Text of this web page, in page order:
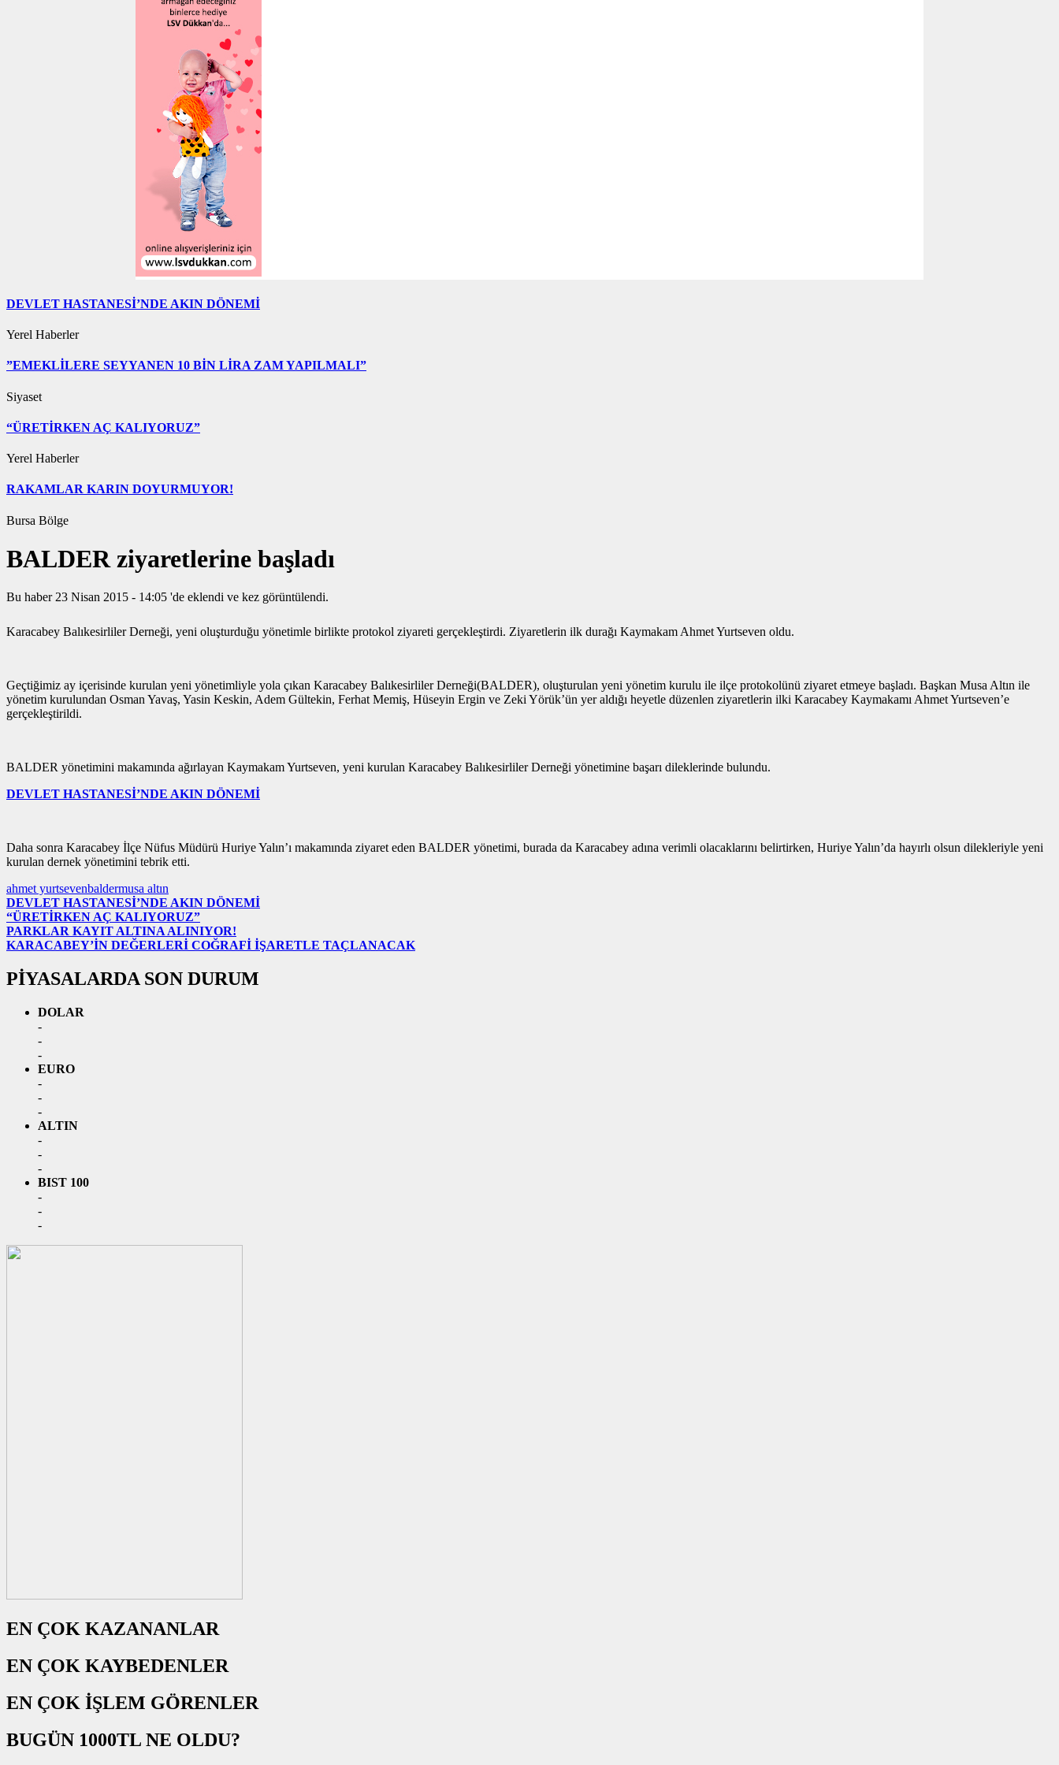
DEVLET HASTANESİ’NDE AKIN DÖNEMİ
Yerel Haberler
”EMEKLİLERE SEYYANEN 10 BİN LİRA ZAM YAPILMALI”
Siyaset
“ÜRETİRKEN AÇ KALIYORUZ”
Yerel Haberler
RAKAMLAR KARIN DOYURMUYOR!
Bursa Bölge
BALDER ziyaretlerine başladı
Bu haber 23 Nisan 2015 - 14:05 'de eklendi ve kez görüntülendi.
Karacabey Balıkesirliler Derneği, yeni oluşturduğu yönetimle birlikte protokol ziyareti gerçekleştirdi. Ziyaretlerin ilk durağı Kaymakam Ahmet Yurtseven oldu.
Geçtiğimiz ay içerisinde kurulan yeni yönetimliyle yola çıkan Karacabey Balıkesirliler Derneği(BALDER), oluşturulan yeni yönetim kurulu ile ilçe protokolünü ziyaret etmeye başladı. Başkan Musa Altın ile
yönetim kurulundan Osman Yavaş, Yasin Keskin, Adem Gültekin, Ferhat Memiş, Hüseyin Ergin ve Zeki Yörük’ün yer aldığı heyetle düzenlen ziyaretlerin ilki Karacabey Kaymakamı Ahmet Yurtseven’e
gerçekleştirildi.
BALDER yönetimini makamında ağırlayan Kaymakam Yurtseven, yeni kurulan Karacabey Balıkesirliler Derneği yönetimine başarı dileklerinde bulundu.
DEVLET HASTANESİ’NDE AKIN DÖNEMİ
Daha sonra Karacabey İlçe Nüfus Müdürü Huriye Yalın’ı makamında ziyaret eden BALDER yönetimi, burada da Karacabey adına verimli olacaklarını belirtirken, Huriye Yalın’da hayırlı olsun dilekleriyle yeni
kurulan dernek yönetimini tebrik etti.
ahmet yurtsevenbaldermusa altın
DEVLET HASTANESİ’NDE AKIN DÖNEMİ
“ÜRETİRKEN AÇ KALIYORUZ”
PARKLAR KAYIT ALTINA ALINIYOR!
KARACABEY’İN DEĞERLERİ COĞRAFİ İŞARETLE TAÇLANACAK
PİYASALARDA SON DURUM
DOLAR
-
-
-
EURO
-
-
-
ALTIN
-
-
-
BIST 100
-
-
-
EN ÇOK KAZANANLAR
EN ÇOK KAYBEDENLER
EN ÇOK İŞLEM GÖRENLER
BUGÜN 1000TL NE OLDU?